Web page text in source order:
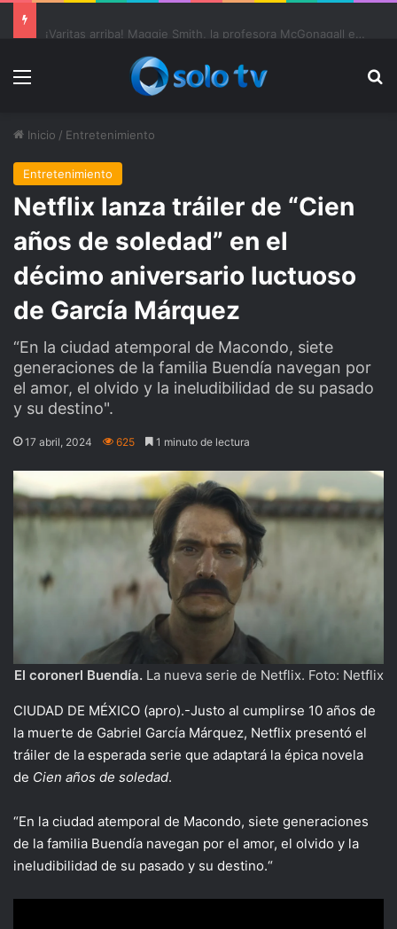
Menu
Inicio / Entretenimiento
Entretenimiento
Netflix lanza tráiler de “Cien
años de soledad” en el
décimo aniversario luctuoso
de García Márquez
“En la ciudad atemporal de Macondo, siete
generaciones de la familia Buendía navegan por
el amor, el olvido y la ineludibilidad de su pasado
y su destino".
17 abril, 2024 625 1 minuto de lectura
El coronerl Buendía.La nueva serie de Netflix. Foto: Netflix
CIUDAD DE MÉXICO (apro).-Justo al cumplirse 10 años de
la muerte de Gabriel García Márquez, Netflix presentó el
tráiler de la esperada serie que adaptará la épica novela
de Cien años de soledad.
“En la ciudad atemporal de Macondo, siete generaciones
de la familia Buendía navegan por el amor, el olvido y la
ineludibilidad de su pasado y su destino.“